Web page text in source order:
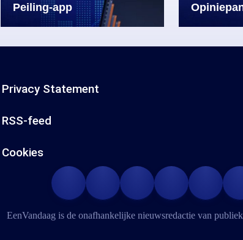
Peiling-app
Privacy Statement
RSS-feed
Cookies
EenVandaag is de onafhankelijke nieuwsredactie van